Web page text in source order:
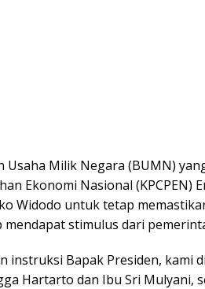
Usaha Milik Negara (BUMN)
Ekonomi Nasional
Widodo untuk tetap
mendapat stimulus dari
instruksi Bapak Presiden, kami
Hartarto dan Ibu Sri Mulyani,